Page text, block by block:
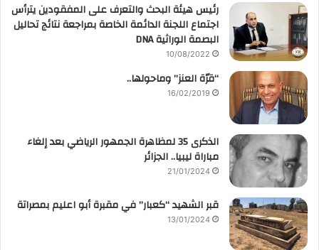
رئيس هيئة البحث والتعرف على المفقودين يترأس
اجتماع اللجنة الدائمة الخاصة بمراجعة نتائج تحاليل
البصمة الوراثية DNA
10/08/2022
“قرّة العنز” وماحولها..
16/02/2019
الذكرى 35 لمظاهرة الجمهور الرياضي بعد إلغاء
مباراة ليبيا.. الجزائر
21/01/2024
قبر الشهيد “كعبار” في مقبرة أبو اعليم بمصراتة
13/01/2024